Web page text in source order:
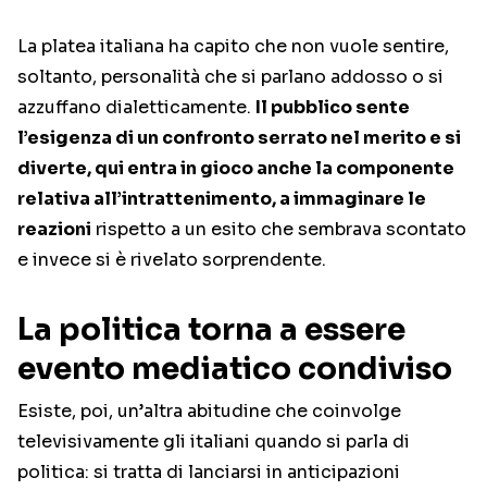
La platea italiana ha capito che non vuole sentire,
soltanto, personalità che si parlano addosso o si
azzuffano dialetticamente. Il pubblico sente
l’esigenza di un confronto serrato nel merito e si
diverte, qui entra in gioco anche la componente
relativa all’intrattenimento, a immaginare le
reazioni rispetto a un esito che sembrava scontato
e invece si è rivelato sorprendente.
La politica torna a essere
evento mediatico condiviso
Esiste, poi, un’altra abitudine che coinvolge
televisivamente gli italiani quando si parla di
politica: si tratta di lanciarsi in anticipazioni